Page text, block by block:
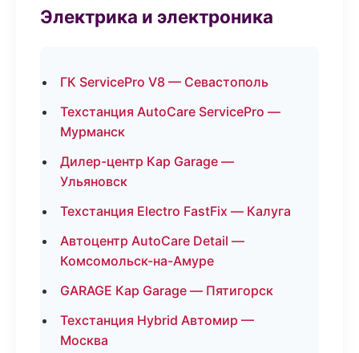
Электрика и электроника
ГК ServicePro V8 — Севастополь
Техстанция AutoCare ServicePro —
Мурманск
Дилер-центр Кар Garage —
Ульяновск
Техстанция Electro FastFix — Калуга
Автоцентр AutoCare Detail —
Комсомольск-на-Амуре
GARAGE Кар Garage — Пятигорск
Техстанция Hybrid Автомир —
Москва